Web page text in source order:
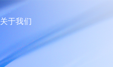
关于我们